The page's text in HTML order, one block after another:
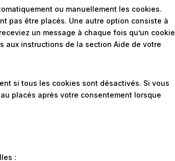
ou manuellement les cookies.
pas être placés. Une autre option consiste à
un message à chaque fois qu’un cookie
aux instructions de la section Aide de votre
si tous les cookies sont désactivés. Si vous
placés après votre consentement lorsque
: